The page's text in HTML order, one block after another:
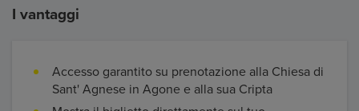
I vantaggi
Accesso garantito su prenotazione alla Chiesa di
Sant' Agnese in Agone e alla sua Cripta